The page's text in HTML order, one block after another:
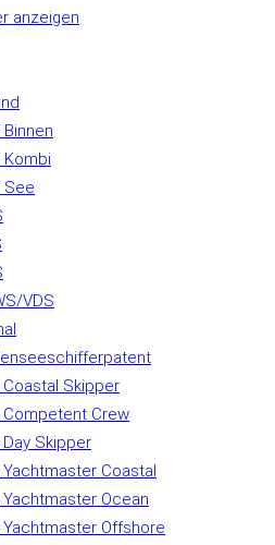
anzeigen
Binnen
Kombi
See
VDS
Coastal Skipper
Competent Crew
Day Skipper
Yachtmaster Coastal
Yachtmaster Ocean
Yachtmaster Offshore